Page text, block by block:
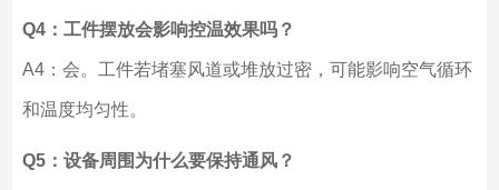
Q4：工件摆放会影响控温效果吗？
A4：会。工件若堵塞风道或堆放过密，可能影响空气循环
和温度均匀性。
Q5：设备周围为什么要保持通风？